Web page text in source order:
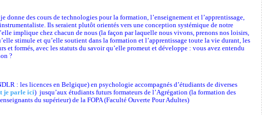
donne des cours de technologies pour la formation, l’enseignement et l’apprentissage,
Ils seraient plutôt orientés vers une conception systémique de notre
implique chez chacun de nous (la façon par laquelle nous vivons, prenons nos loisirs,
stimule et qu’elle soutient dans la formation et l’apprentissage toute la vie durant, les
et formés, avec les statuts du savoir qu’elle promeut et développe : vous avez entendu
?
: les licences en Belgique) en psychologie accompagnés d’étudiants de diverses
je parle ici) jusqu’aux étudiants futurs formateurs de l’Agrégation (la formation des
du supérieur) de la FOPA (Faculté Ouverte Pour Adultes)